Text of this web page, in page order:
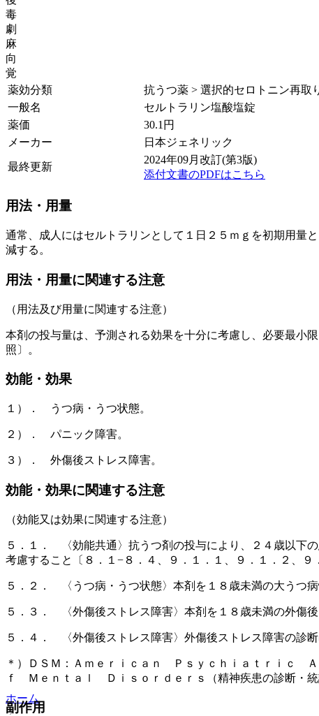
毒
劇
麻
向
覚
薬効分類
抗うつ薬 > 選択的セロトニン再取
一般名
セルトラリン塩酸塩錠
薬価
30.1 円
メーカー
日本ジェネリック
最終更新
2024年09月改訂(第3版)
添付文書のPDFはこちら
用法・用量
通常、成人にはセルトラリンとして１日２５ｍｇを初期用量
減する。
用法・用量に関連する注意
（用法及び用量に関連する注意）
本剤の投与量は、予測される効果を十分に考慮し、必要最小
照〕。
効能・効果
１）． うつ病・うつ状態。
２）． パニック障害。
３）． 外傷後ストレス障害。
効能・効果に関連する注意
（効能又は効果に関連する注意）
５．１． 〈効能共通〉抗うつ剤の投与により、２４歳以下
考慮すること〔８．１−８．４、９．１．１、９．１．２、９
５．２． 〈うつ病・うつ状態〉本剤を１８歳未満の大うつ
５．３． 〈外傷後ストレス障害〉本剤を１８歳未満の外傷
５．４． 〈外傷後ストレス障害〉外傷後ストレス障害の診
＊）ＤＳＭ：Ａｍｅｒｉｃａｎ Ｐｓｙｃｈｉａｔｒｉｃ
ｆ Ｍｅｎｔａｌ Ｄｉｓｏｒｄｅｒｓ（精神疾患の診断・統
副作用
ホーム